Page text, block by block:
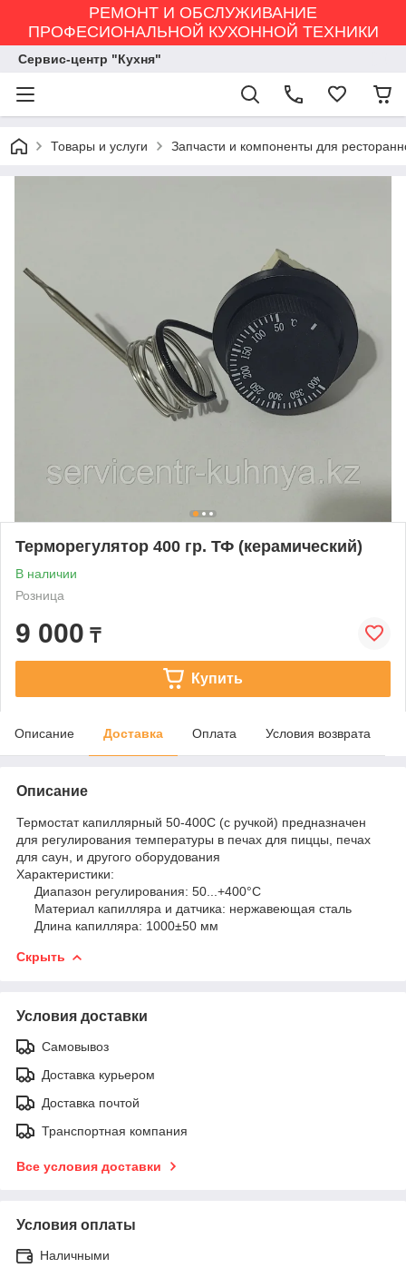
РЕМОНТ И ОБСЛУЖИВАНИЕ
ПРОФЕСИОНАЛЬНОЙ КУХОННОЙ ТЕХНИКИ
Сервис-центр "Кухня"
Товары и услуги Запчасти и компоненты для
Терморегулятор 400 гр. ТФ (керамический)
В наличии
Розница
9 000 ₸
Купить
Описание Доставка Оплата Условия возврата
Описание
Термостат капиллярный 50-400С (с ручкой) предназначен
для регулирования температуры в печах для пиццы, печах
для саун, и другого оборудования
Характеристики:
Диапазон регулирования: 50...+400°C
Материал капилляра и датчика: нержавеющая сталь
Длина капилляра: 1000±50 мм
Скрыть
Условия доставки
Самовывоз
Доставка курьером
Доставка почтой
Транспортная компания
Все условия доставки
Условия оплаты
Наличными